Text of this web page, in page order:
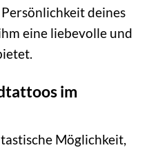
deines
eine liebevolle und
im
Möglichkeit,